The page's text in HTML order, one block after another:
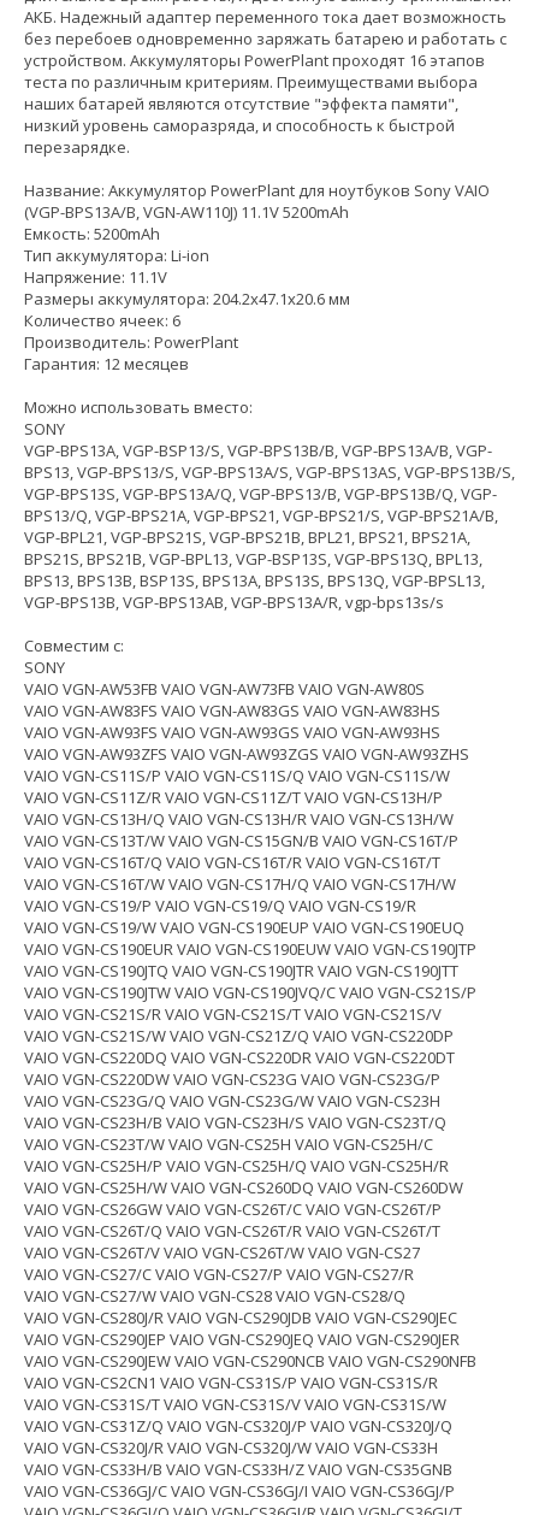
АКБ. Надежный адаптер переменного тока дает возможность
без перебоев одновременно заряжать батарею и работать с
устройством. Аккумуляторы PowerPlant проходят 16 этапов
теста по различным критериям. Преимуществами выбора
наших батарей являются отсутствие "эффекта памяти",
низкий уровень саморазряда, и способность к быстрой
перезарядке.
Название: Аккумулятор PowerPlant для ноутбуков Sony VAIO
(VGP-BPS13A/B, VGN-AW110J) 11.1V 5200mAh
Емкость: 5200mAh
Тип аккумулятора: Li-ion
Напряжение: 11.1V
Размеры аккумулятора: 204.2x47.1x20.6 мм
Количество ячеек: 6
Производитель: PowerPlant
Гарантия: 12 месяцев
Можно использовать вместо:
SONY
VGP-BPS13A, VGP-BSP13/S, VGP-BPS13B/B, VGP-BPS13A/B, VGP-
BPS13, VGP-BPS13/S, VGP-BPS13A/S, VGP-BPS13AS, VGP-BPS13B/S,
VGP-BPS13S, VGP-BPS13A/Q, VGP-BPS13/B, VGP-BPS13B/Q, VGP-
BPS13/Q, VGP-BPS21A, VGP-BPS21, VGP-BPS21/S, VGP-BPS21A/B,
VGP-BPL21, VGP-BPS21S, VGP-BPS21B, BPL21, BPS21, BPS21A,
BPS21S, BPS21B, VGP-BPL13, VGP-BSP13S, VGP-BPS13Q, BPL13,
BPS13, BPS13B, BSP13S, BPS13A, BPS13S, BPS13Q, VGP-BPSL13,
VGP-BPS13B, VGP-BPS13AB, VGP-BPS13A/R, vgp-bps13s/s
Совместим с:
SONY
VAIO VGN-AW53FB VAIO VGN-AW73FB VAIO VGN-AW80S
VAIO VGN-AW83FS VAIO VGN-AW83GS VAIO VGN-AW83HS
VAIO VGN-AW93FS VAIO VGN-AW93GS VAIO VGN-AW93HS
VAIO VGN-AW93ZFS VAIO VGN-AW93ZGS VAIO VGN-AW93ZHS
VAIO VGN-CS11S/P VAIO VGN-CS11S/Q VAIO VGN-CS11S/W
VAIO VGN-CS11Z/R VAIO VGN-CS11Z/T VAIO VGN-CS13H/P
VAIO VGN-CS13H/Q VAIO VGN-CS13H/R VAIO VGN-CS13H/W
VAIO VGN-CS13T/W VAIO VGN-CS15GN/B VAIO VGN-CS16T/P
VAIO VGN-CS16T/Q VAIO VGN-CS16T/R VAIO VGN-CS16T/T
VAIO VGN-CS16T/W VAIO VGN-CS17H/Q VAIO VGN-CS17H/W
VAIO VGN-CS19/P VAIO VGN-CS19/Q VAIO VGN-CS19/R
VAIO VGN-CS19/W VAIO VGN-CS190EUP VAIO VGN-CS190EUQ
VAIO VGN-CS190EUR VAIO VGN-CS190EUW VAIO VGN-CS190JTP
VAIO VGN-CS190JTQ VAIO VGN-CS190JTR VAIO VGN-CS190JTT
VAIO VGN-CS190JTW VAIO VGN-CS190JVQ/C VAIO VGN-CS21S/P
VAIO VGN-CS21S/R VAIO VGN-CS21S/T VAIO VGN-CS21S/V
VAIO VGN-CS21S/W VAIO VGN-CS21Z/Q VAIO VGN-CS220DP
VAIO VGN-CS220DQ VAIO VGN-CS220DR VAIO VGN-CS220DT
VAIO VGN-CS220DW VAIO VGN-CS23G VAIO VGN-CS23G/P
VAIO VGN-CS23G/Q VAIO VGN-CS23G/W VAIO VGN-CS23H
VAIO VGN-CS23H/B VAIO VGN-CS23H/S VAIO VGN-CS23T/Q
VAIO VGN-CS23T/W VAIO VGN-CS25H VAIO VGN-CS25H/C
VAIO VGN-CS25H/P VAIO VGN-CS25H/Q VAIO VGN-CS25H/R
VAIO VGN-CS25H/W VAIO VGN-CS260DQ VAIO VGN-CS260DW
VAIO VGN-CS26GW VAIO VGN-CS26T/C VAIO VGN-CS26T/P
VAIO VGN-CS26T/Q VAIO VGN-CS26T/R VAIO VGN-CS26T/T
VAIO VGN-CS26T/V VAIO VGN-CS26T/W VAIO VGN-CS27
VAIO VGN-CS27/C VAIO VGN-CS27/P VAIO VGN-CS27/R
VAIO VGN-CS27/W VAIO VGN-CS28 VAIO VGN-CS28/Q
VAIO VGN-CS280J/R VAIO VGN-CS290JDB VAIO VGN-CS290JEC
VAIO VGN-CS290JEP VAIO VGN-CS290JEQ VAIO VGN-CS290JER
VAIO VGN-CS290JEW VAIO VGN-CS290NCB VAIO VGN-CS290NFB
VAIO VGN-CS2CN1 VAIO VGN-CS31S/P VAIO VGN-CS31S/R
VAIO VGN-CS31S/T VAIO VGN-CS31S/V VAIO VGN-CS31S/W
VAIO VGN-CS31Z/Q VAIO VGN-CS320J/P VAIO VGN-CS320J/Q
VAIO VGN-CS320J/R VAIO VGN-CS320J/W VAIO VGN-CS33H
VAIO VGN-CS33H/B VAIO VGN-CS33H/Z VAIO VGN-CS35GNB
VAIO VGN-CS36GJ/C VAIO VGN-CS36GJ/I VAIO VGN-CS36GJ/P